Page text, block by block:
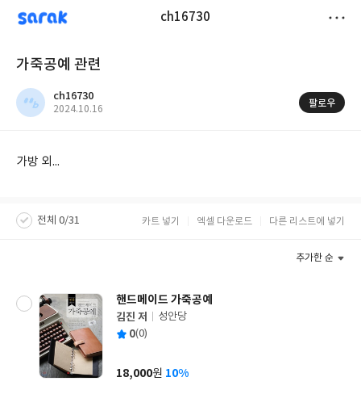
sarak ch16730
가죽공예 관련
ch16730
작
2024.10.16
팔로우
가방 외...
전체 0/31 카트 넣기 엑셀 다운로드 다른 리스트에 넣기
추가한 순
핸드메이드 가죽공예
글
쓴
김진 저
출
사
성안당
평 0(0)
가
18,000원 10%